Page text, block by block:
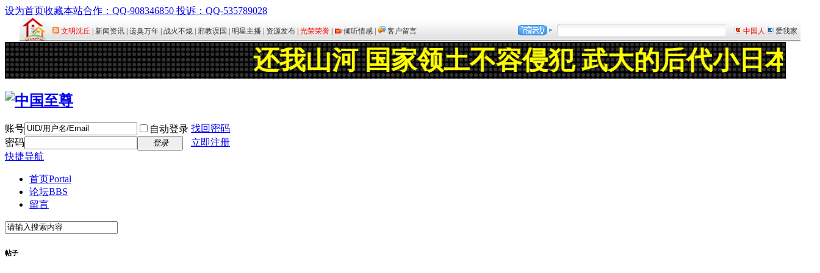
设为首页收藏本站合作：QQ-908346850 投诉：QQ-535789028
账号 自动登录 找回密码
密码
登录
立即注册
快捷导航
首页Portal
论坛BBS
留言
帖子